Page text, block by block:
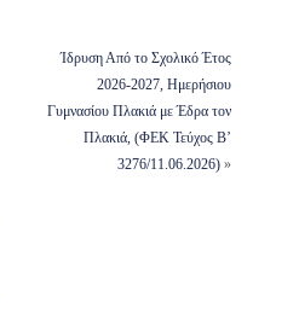
Ίδρυση Από το Σχολικό Έτος
2026-2027, Ημερήσιου
Γυμνασίου Πλακιά με Έδρα τον
Πλακιά, (ΦΕΚ Τεύχος B’
3276/11.06.2026) »